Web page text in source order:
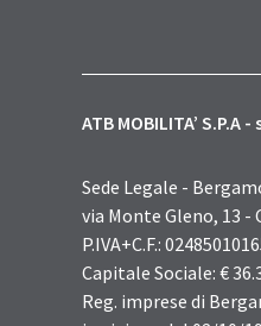
ATB MOBILITA’
Sede Legale -
via Monte Gleno, 13 -
P.IVA+C.F.:
Capitale Sociale: €
Reg. imprese di